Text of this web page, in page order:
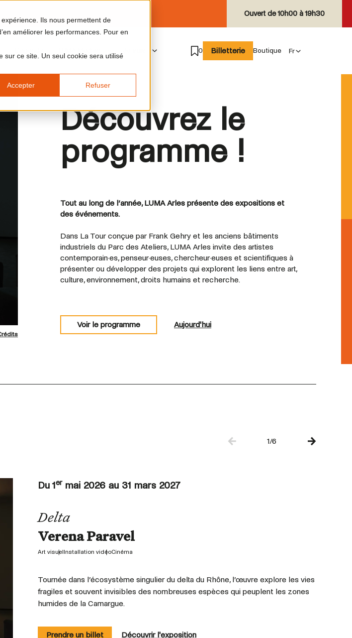
Ils nous permettent de
améliorer les performances. Pour en
sur ce site. Un seul cookie sera utilisé
Accepter Refuser
Ouvert de10h00 à 19h30
0 Billetterie Boutique
Découvrez le
programme !
Tout au long de l’année, LUMA Arles présente des expositions et
des événements.
Dans La Tour conçue par Frank Gehry et les anciens bâtiments
industriels du Parc des Ateliers, LUMA Arles invite des artistes
contemporain·es, penseur·euses, chercheur·euses et scientifiques à
présenter ou développer des projets qui explorent les liens entre art,
culture, environnement, droits humains et recherche.
Voir le programme Aujourd'hui
1/6
Du 1ermai 2026 au 31 mars 2027
Delta
Verena Paravel
Art visuel Installation vidéoCinéma
Tournée dans l’écosystème singulier du delta du Rhône, l’œuvre explore les vies
fragiles et souvent invisibles des nombreuses espèces qui peuplent les zones
humides de la Camargue.
Prendre un billet Découvrir l'exposition